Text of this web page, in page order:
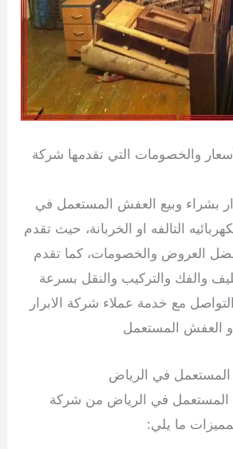
والخصومات التي تقدمها شركة
بشراء وبيع العفش المستعمل في
التالفه او الخربانة، حيث تقدم
العروض والخصومات، كما تقدم
والفك والتركيب والنقل بسرعة
مع خدمة عملاء شركة الابرار
العفش المستعمل
المستعمل في الرياض
المستعمل في الرياض من شركة
ما يلي: